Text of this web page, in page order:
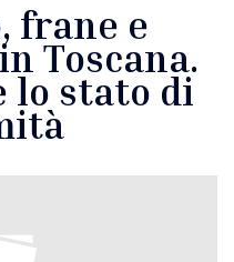
frane e
Toscana.
lo stato di